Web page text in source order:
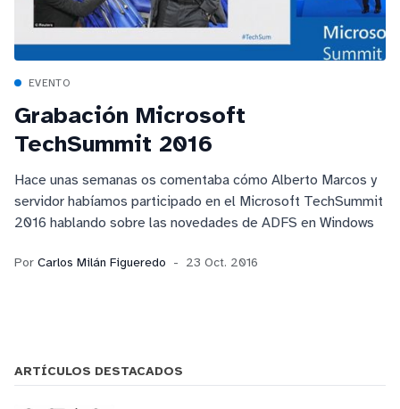
EVENTO
Grabación Microsoft
TechSummit 2016
Hace unas semanas os comentaba cómo Alberto Marcos y
servidor habíamos participado en el Microsoft TechSummit
2016 hablando sobre las novedades de ADFS en Windows
Por Carlos Milán Figueredo 23 Oct. 2016
ARTÍCULOS DESTACADOS